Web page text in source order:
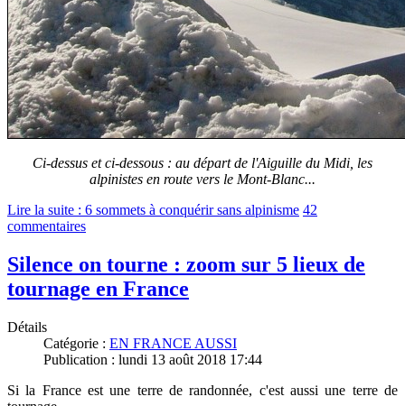
Ci-dessus et ci-dessous : au départ de l'Aiguille du Midi, les
alpinistes en route vers le Mont-Blanc...
Lire la suite : 6 sommets à conquérir sans alpinisme 42
commentaires
Silence on tourne : zoom sur 5 lieux de
tournage en France
Détails
Catégorie : EN FRANCE AUSSI
Publication : lundi 13 août 2018 17:44
Si la France est une terre de randonnée, c'est aussi une terre de